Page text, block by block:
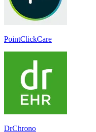
PointClickCare
DrChrono